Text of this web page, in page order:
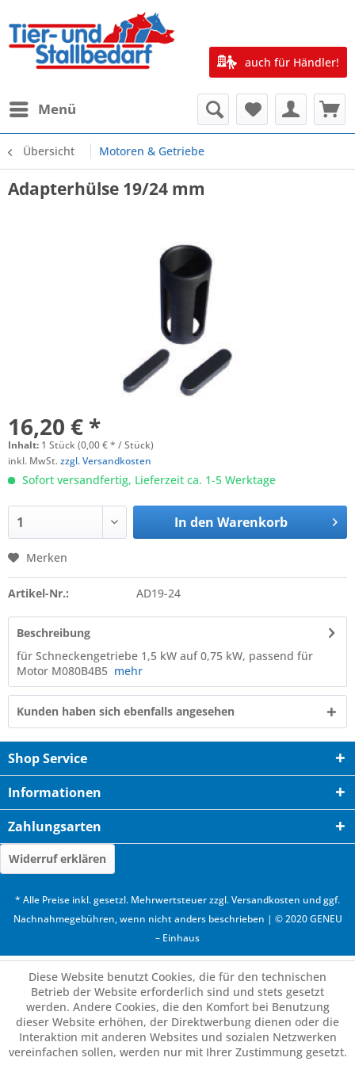
Menü
auch für Händler!
Übersicht Motoren & Getriebe
Adapterhülse 19/24 mm
16,20 € *
Inhalt: 1 Stück (0,00 € * / Stück)
inkl. MwSt.zzgl. Versandkosten
Sofort versandfertig, Lieferzeit ca. 1-5 Werktage
In den Warenkorb
Merken
Artikel-Nr.: AD19-24
Beschreibung
für Schneckengetriebe 1,5 kW auf 0,75 kW, passend für
Motor M080B4B5 mehr
Kunden haben sich ebenfalls angesehen
Shop Service
Informationen
Zahlungsarten
Widerruf erklären
* Alle Preise inkl. gesetzl. Mehrwertsteuer zzgl.Versandkosten und ggf.
Nachnahmegebühren, wenn nicht anders beschrieben | © 2020 GENEU
– Einhaus
Diese Website benutzt Cookies, die für den technischen
Betrieb der Website erforderlich sind und stets gesetzt
werden. Andere Cookies, die den Komfort bei Benutzung
dieser Website erhöhen, der Direktwerbung dienen oder die
Interaktion mit anderen Websites und sozialen Netzwerken
vereinfachen sollen, werden nur mit Ihrer Zustimmung gesetzt.